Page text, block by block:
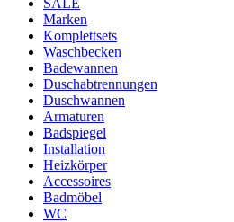
SALE
Marken
Komplettsets
Waschbecken
Badewannen
Duschabtrennungen
Duschwannen
Armaturen
Badspiegel
Installation
Heizkörper
Accessoires
Badmöbel
WC